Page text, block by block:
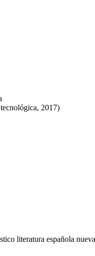
2017)
literatura española